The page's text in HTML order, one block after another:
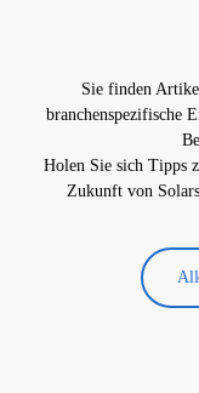
Sie finden
branchenspezifische
Holen Sie sich Tipps
Zukunft von